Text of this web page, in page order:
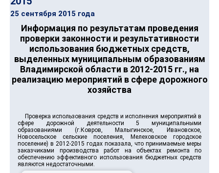
25 сентября 2015 года
Информация по результатам проведения
проверки законности и результативности
использования бюджетных средств,
выделенных муниципальным образованиям
Владимирской области в 2012-2015 гг., на
реализацию мероприятий в сфере дорожного
хозяйства
Проверка использования средств и исполнения мероприятий в
сфере дорожной деятельности 5 муниципальными
образованиями (г.Ковров, Малыгинское, Ивановское,
Новосельское сельские поселения, Мелеховское городское
поселение) в 2012-2015 годах показала, что принимаемые меры
заказчиками производства работ на объектах ремонта по
обеспечению эффективного использования бюджетных средств
являются недостаточными.